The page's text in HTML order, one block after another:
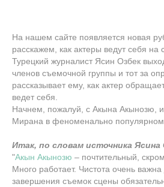
На нашем сайте появляется новая
расскажем, как актеры ведут себя
Турецкий журналист Ясин Озбек
членов съемочной группы и тот за
рассказывает ему, как актер
ведет себя.
Начнем, пожалуй, с Акына Акынозю,
Мирана в феноменально
Итак, по словам источника Ясина
"Акын Акынозю – почтительный,
Много работает. Чистота очень
завершения съемок сцены